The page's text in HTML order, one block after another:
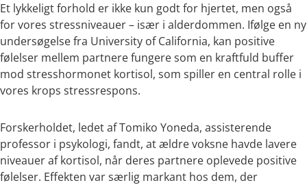
Et lykkeligt forhold er ikke kun godt for hjertet, men også
for vores stressniveauer – især i alderdommen. Ifølge en ny
undersøgelse fra University of California, kan positive
følelser mellem partnere fungere som en kraftfuld buffer
mod stresshormonet kortisol, som spiller en central rolle i
vores krops stressrespons.
Forskerholdet, ledet af Tomiko Yoneda, assisterende
professor i psykologi, fandt, at ældre voksne havde lavere
niveauer af kortisol, når deres partnere oplevede positive
følelser. Effekten var særlig markant hos dem, der